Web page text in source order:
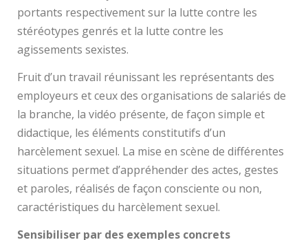
portants respectivement sur la lutte contre les
stéréotypes genrés et la lutte contre les
agissements sexistes.
Fruit d’un travail réunissant les représentants des
employeurs et ceux des organisations de salariés de
la branche, la vidéo présente, de façon simple et
didactique, les éléments constitutifs d’un
harcèlement sexuel. La mise en scène de différentes
situations permet d’appréhender des actes, gestes
et paroles, réalisés de façon consciente ou non,
caractéristiques du harcèlement sexuel.
Sensibiliser par des exemples concrets